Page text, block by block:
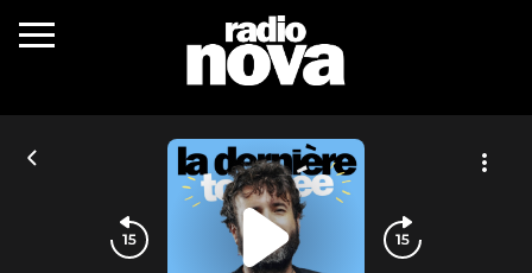
c’était quoi ?
actualités
podcasts